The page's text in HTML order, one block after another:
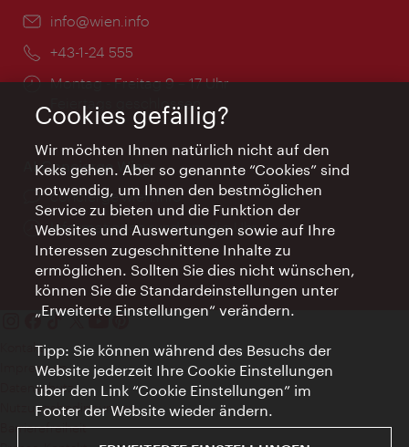
Email:
info@wien.info
Telefon:
+43-1-24 555
Öffnungszeiten:
Montag - Freitag 9 – 17 Uhr
Feiertags geschlossen
AI Concierge Wien
Ort:
concierge.wien.info
Öffnungszeiten:
Informationen rund um die Uhr
Kontakt
Impressum
Datenschutz
Nutzungsbedingungen
Barrierefreiheit
Cookies gefällig?
Wir möchten Ihnen natürlich nicht auf den
Keks gehen. Aber so genannte “Cookies” sind
notwendig, um Ihnen den bestmöglichen
Service zu bieten und die Funktion der
Websites und Auswertungen sowie auf Ihre
Interessen zugeschnittene Inhalte zu
ermöglichen. Sollten Sie dies nicht wünschen,
können Sie die Standardeinstellungen unter
„Erweiterte Einstellungen“ verändern.
Tipp: Sie können während des Besuchs der
Website jederzeit Ihre Cookie Einstellungen
über den Link “Cookie Einstellungen” im
Footer der Website wieder ändern.